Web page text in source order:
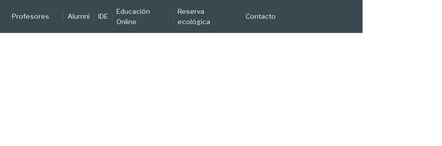
Profesores Alumni IDE
Educación
Online
Reserva
ecológica
Contacto